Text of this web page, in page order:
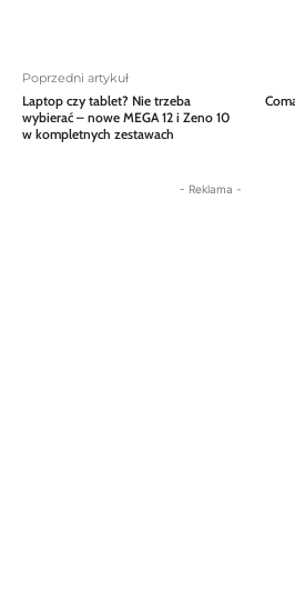
Poprzedni artykuł
Laptop czy tablet? Nie trzeba
wybierać – nowe MEGA 12 i Zeno 10
w kompletnych zestawach
- Reklama -